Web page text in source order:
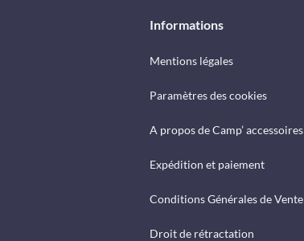
Informations
Mentions légales
Paramètres des cookies
A propos de Camp’ accessoires
Expédition et paiement
Conditions Générales de Vente
Droit de rétractation